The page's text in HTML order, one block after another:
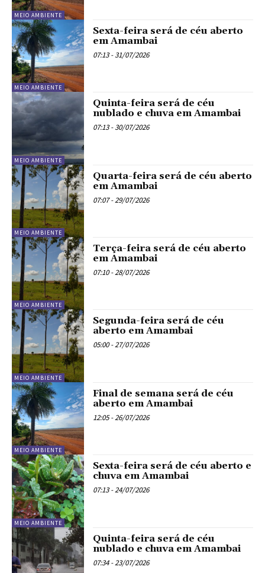
MEIO AMBIENTE
MEIO AMBIENTE
Sexta-feira será de céu aberto
em Amambai
07:13 - 31/07/2026
MEIO AMBIENTE
Quinta-feira será de céu
nublado e chuva em Amambai
07:13 - 30/07/2026
MEIO AMBIENTE
Quarta-feira será de céu aberto
em Amambai
07:07 - 29/07/2026
MEIO AMBIENTE
Terça-feira será de céu aberto
em Amambai
07:10 - 28/07/2026
MEIO AMBIENTE
Segunda-feira será de céu
aberto em Amambai
05:00 - 27/07/2026
MEIO AMBIENTE
Final de semana será de céu
aberto em Amambai
12:05 - 26/07/2026
MEIO AMBIENTE
Sexta-feira será de céu aberto e
chuva em Amambai
07:13 - 24/07/2026
Quinta-feira será de céu
nublado e chuva em Amambai
07:34 - 23/07/2026